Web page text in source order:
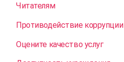
Читателям
Противодействие коррупции
Оцените качество услуг